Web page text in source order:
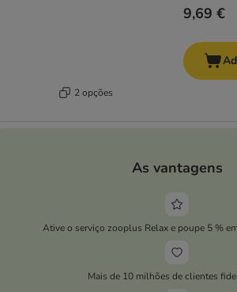
2 opções
9,69 €
As vantagens
Ative o serviço zooplus Relax e poupe 5 %
Mais de 10 milhões de clientes